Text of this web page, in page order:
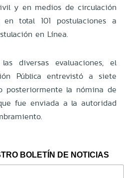
y en medios de circulación
total 101 postulaciones a
en Línea.
diversas evaluaciones, el
Pública entrevistó a siete
posteriormente la nómina de
fue enviada a la autoridad
BOLETÍN DE NOTICIAS